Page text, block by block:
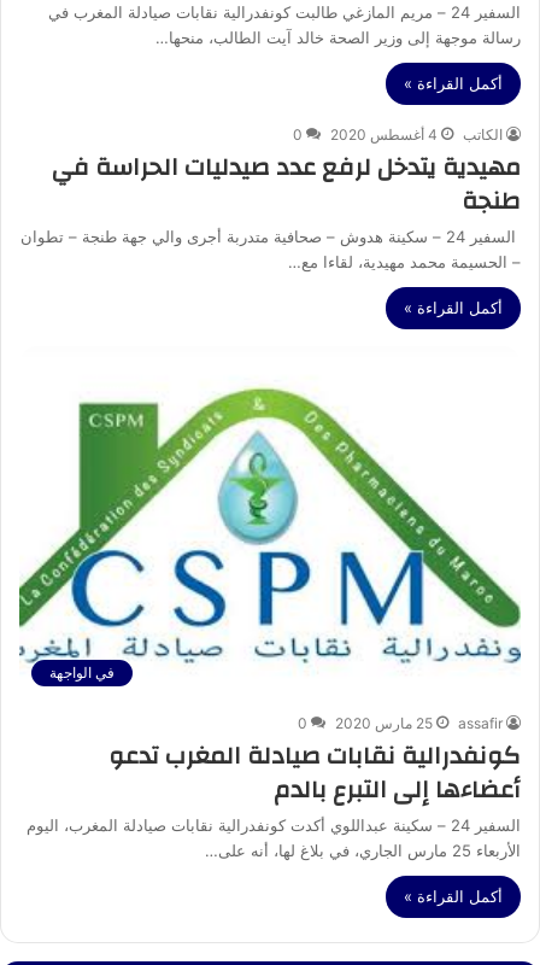
السفير 24 – مريم المازغي طالبت كونفدرالية نقابات صيادلة المغرب في
رسالة موجهة إلى وزير الصحة خالد آيت الطالب، منحها…
أكمل القراءة »
الكاتب 4 أغسطس 2020 0
مهيدية يتدخل لرفع عدد صيدليات الحراسة في
طنجة
السفير 24 – سكينة هدوش – صحافية متدربة أجرى والي جهة طنجة – تطوان
– الحسيمة محمد مهيدية، لقاءا مع…
أكمل القراءة »
في الواجهة
assafir 25 مارس 2020 0
كونفدرالية نقابات صيادلة المغرب تدعو
أعضاءها إلى التبرع بالدم
السفير 24 – سكينة عبداللوي أكدت كونفدرالية نقابات صيادلة المغرب، اليوم
الأربعاء 25 مارس الجاري، في بلاغ لها، أنه على…
أكمل القراءة »